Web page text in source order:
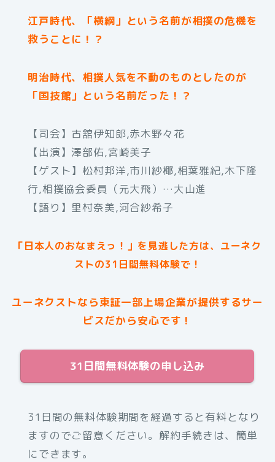
江戸時代、「横綱」という名前が相撲の危機を
救うことに！？
明治時代、相撲人気を不動のものとしたのが
「国技館」という名前だった！？
【司会】古舘伊知郎,赤木野々花
【出演】澤部佑,宮崎美子
【ゲスト】松村邦洋,市川紗椰,相葉雅紀,木下隆
行,相撲協会委員（元大飛）…大山進
【語り】里村奈美,河合紗希子
「日本人のおなまえっ！」を見逃した方は、ユーネク
ストの31日間無料体験で！
ユーネクストなら東証一部上場企業が提供するサー
ビスだから安心です！
31日間無料体験の申し込み
31日間の無料体験期間を経過すると有料となり
ますのでご留意ください。解約手続きは、簡単
にできます。